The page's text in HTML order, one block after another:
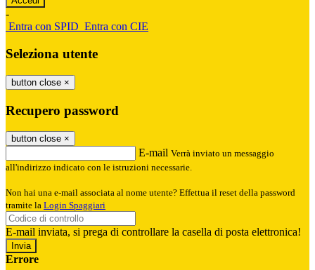
-
Entra con SPID Entra con CIE
Seleziona utente
button close ×
Recupero password
button close ×
E-mail Verrà inviato un messaggio
all'indirizzo indicato con le istruzioni necessarie.
Non hai una e-mail associata al nome utente? Effettua il reset della password
tramite la Login Spaggiari
E-mail inviata, si prega di controllare la casella di posta elettronica!
Errore